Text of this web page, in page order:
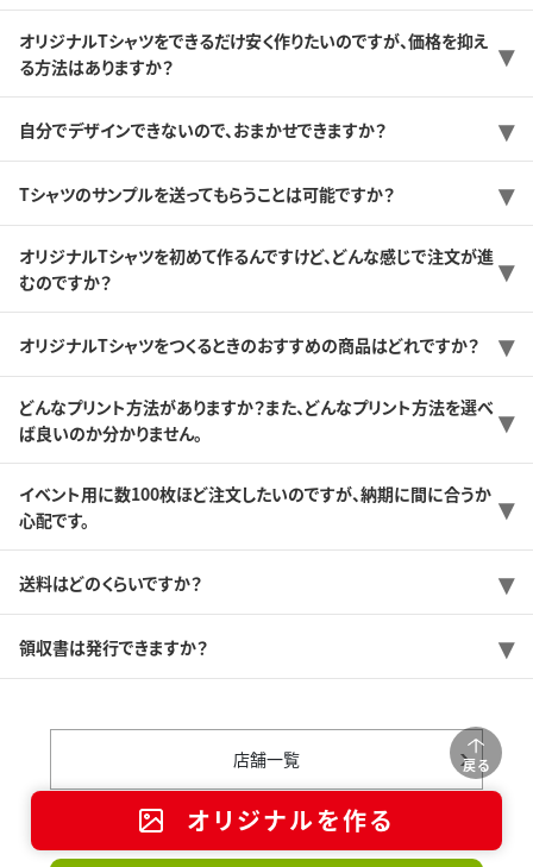
戻る
オリジナルを作る
オリジナルTシャツをできるだけ安く作りたいのですが、価格を抑え
る方法はありますか？
自分でデザインできないので、おまかせできますか？
Tシャツのサンプルを送ってもらうことは可能ですか？
オリジナルTシャツを初めて作るんですけど、どんな感じで注文が進
むのですか？
オリジナルTシャツをつくるときのおすすめの商品はどれですか？
どんなプリント方法がありますか？また、どんなプリント方法を選べ
ば良いのか分かりません。
イベント用に数100枚ほど注文したいのですが、納期に間に合うか
心配です。
送料はどのくらいですか？
領収書は発行できますか？
店舗一覧
ご質問・お見積り依頼・お問い合わせは